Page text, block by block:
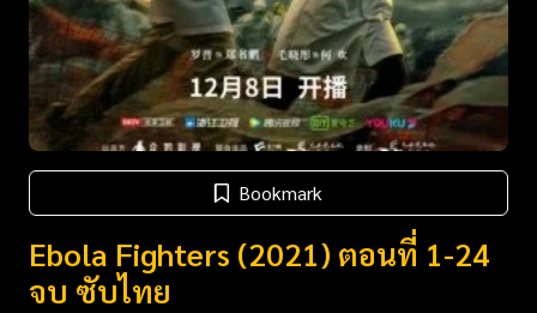
Bookmark
Ebola Fighters (2021) ตอนที่ 1-24
จบ ซับไทย